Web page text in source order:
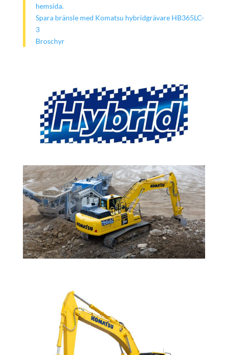
hemsida.
Spara bränsle med Komatsu hybridgrävare HB365LC-
3
Broschyr